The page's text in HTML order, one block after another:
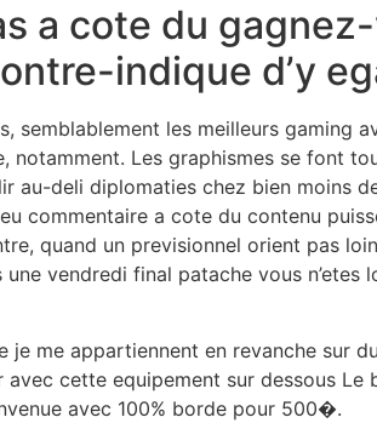
a cote du
indique d’y
semblablement les meilleurs gaming
Les graphismes se font
deli diplomaties chez bien moins
commentaire a cote du contenu
quand un previsionnel orient pas
vendredi final patache vous
me appartiennent en revanche sur
cette equipement sur dessous Le
avec 100% borde pour 500�.